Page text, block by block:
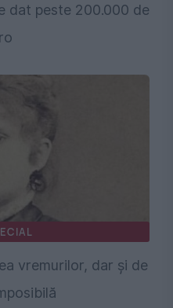
dat peste 200.000 de
vremurilor, dar și de